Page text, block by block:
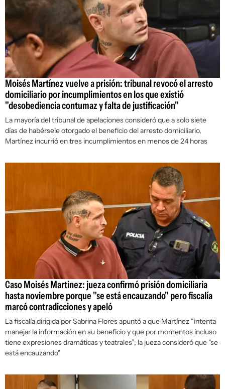
Moisés Martínez vuelve a prisión: tribunal revocó el arresto
domiciliario por incumplimientos en los que existió
"desobediencia contumaz y falta de justificación"
La mayoría del tribunal de apelaciones consideró que a solo siete
días de habérsele otorgado el beneficio del arresto domiciliario,
Martínez incurrió en tres incumplimientos en menos de 24 horas
Caso Moisés Martinez: jueza confirmó prisión domiciliaria
hasta noviembre porque "se está encauzando" pero fiscalía
marcó contradicciones y apeló
La fiscalía dirigida por Sabrina Flores apuntó a que Martínez “intenta
manejar la información en su beneficio y que por momentos incluso
tiene expresiones dramáticas y teatrales”; la jueza consideró que "se
está encauzando"